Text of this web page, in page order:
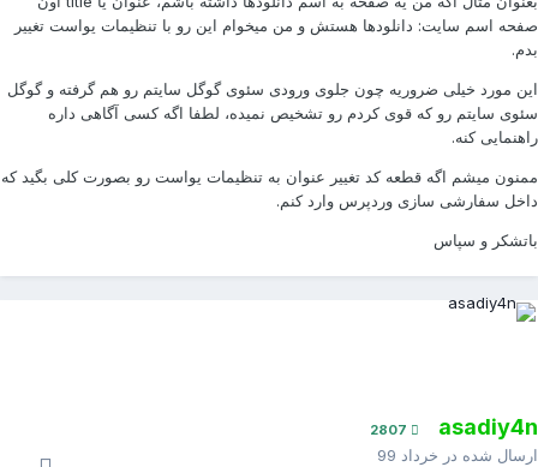
اسم سایت: دانلودها هستش و من میخوام این رو با تنظیمات یواست تغییر
مورد خیلی ضروریه چون جلوی ورودی سئوی گوگل سایتم رو هم گرفته و گوگل
سایتم رو که قوی کردم رو تشخیص نمیده، لطفا اگه کسی آگاهی داره
کنه.
میشم اگه قطعه کد تغییر عنوان به تنظیمات یواست رو بصورت کلی بگید که
سفارشی سازی وردپرس وارد کنم.
و سپاس
2807
شده در خرداد 99